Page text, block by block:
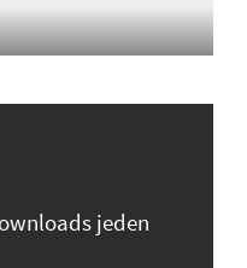
jeden